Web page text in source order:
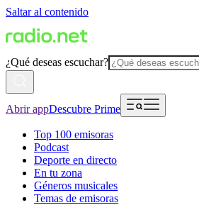
Saltar al contenido
¿Qué deseas escuchar?
Abrir appDescubre Prime
Top 100 emisoras
Podcast
Deporte en directo
En tu zona
Géneros musicales
Temas de emisoras